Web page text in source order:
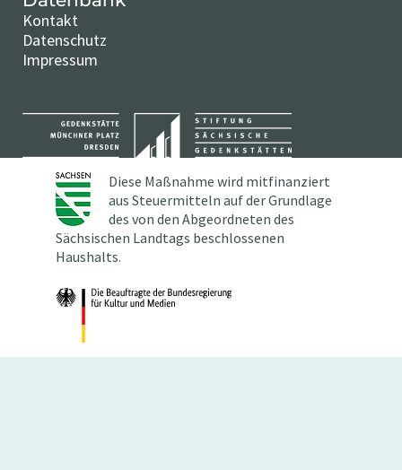
Kontakt
Datenschutz
Impressum
Diese Maßnahme wird mitfinanziert
aus Steuermitteln auf der Grundlage
des von den Abgeordneten des
Sächsischen Landtags beschlossenen
Haushalts.